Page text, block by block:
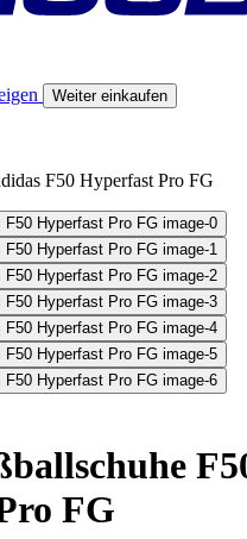
Weiter einkaufen
F50 Hyperfast Pro FG
FG